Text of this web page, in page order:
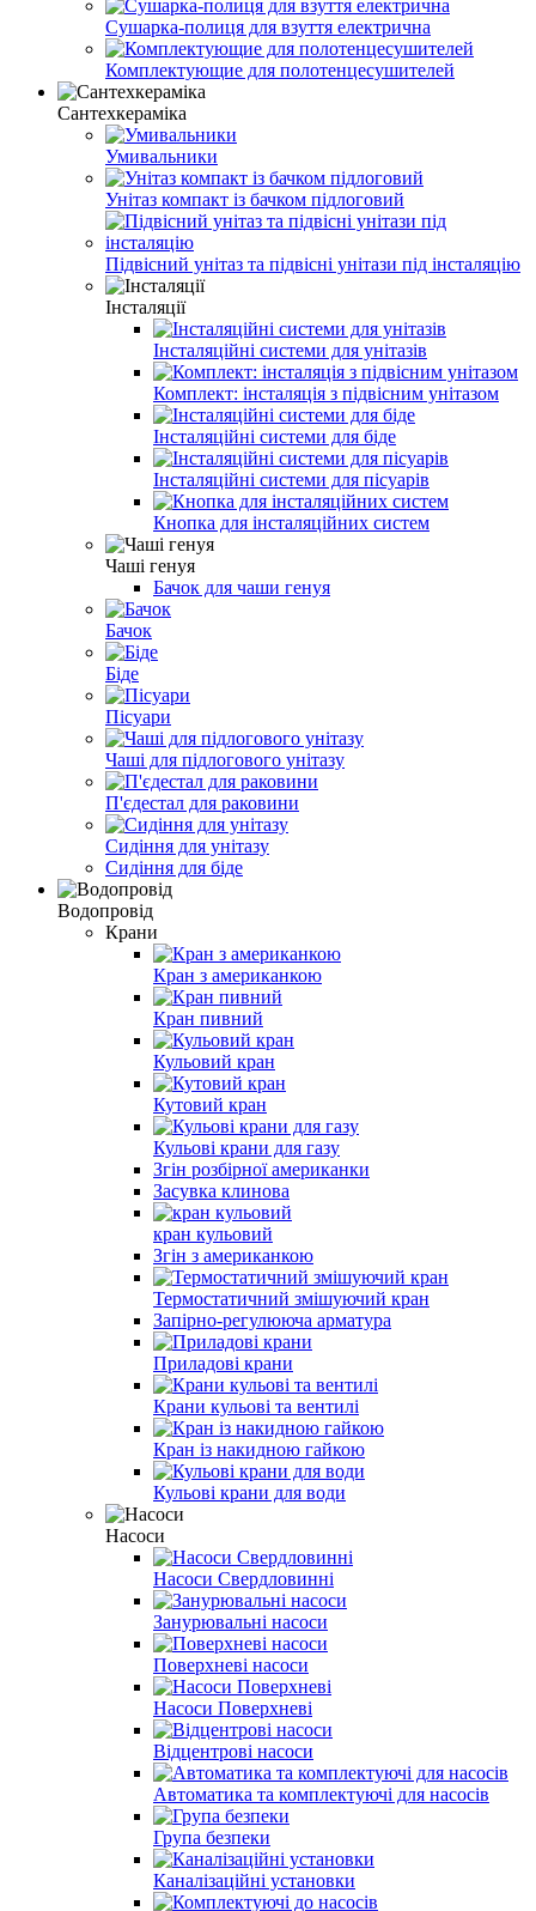
Сушарка-полиця для взуття електрична
Комплектующие для полотенцесушителей
Сантехкераміка
Умивальники
Унітаз компакт із бачком підлоговий
Підвісний унітаз та підвісні унітази під інсталяцію
Інсталяції
Інсталяційні системи для унітазів
Комплект: інсталяція з підвісним унітазом
Інсталяційні системи для біде
Інсталяційні системи для пісуарів
Кнопка для інсталяційних систем
Чаші генуя
Бачок для чаши генуя
Бачок
Біде
Пісуари
Чаші для підлогового унітазу
П'єдестал для раковини
Сидіння для унітазу
Сидіння для біде
Водопровід
Крани
Кран з американкою
Кран пивний
Кульовий кран
Кутовий кран
Кульові крани для газу
Згін розбірної американки
Засувка клинова
кран кульовий
Згін з американкою
Термостатичний змішуючий кран
Запірно-регулююча арматура
Приладові крани
Крани кульові та вентилі
Кран із накидною гайкою
Кульові крани для води
Насоси
Насоси Свердловинні
Занурювальні насоси
Поверхневі насоси
Насоси Поверхневі
Відцентрові насоси
Автоматика та комплектуючі для насосів
Група безпеки
Каналізаційні установки